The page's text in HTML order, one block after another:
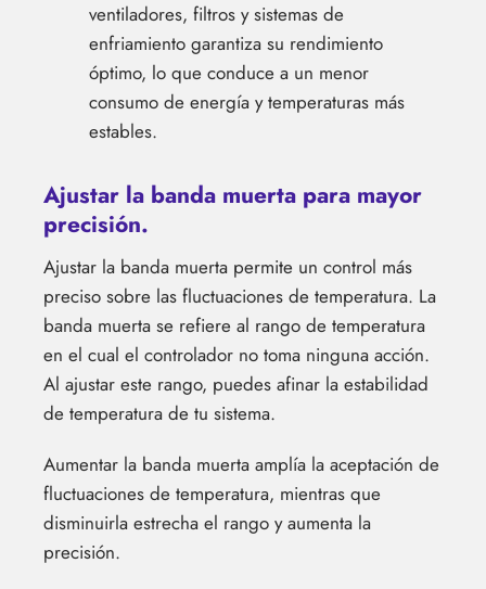
ventiladores, filtros y sistemas de
enfriamiento garantiza su rendimiento
óptimo, lo que conduce a un menor
consumo de energía y temperaturas más
estables.
Ajustar la banda muerta para mayor
precisión.
Ajustar la banda muerta permite un control más
preciso sobre las fluctuaciones de temperatura. La
banda muerta se refiere al rango de temperatura
en el cual el controlador no toma ninguna acción.
Al ajustar este rango, puedes afinar la estabilidad
de temperatura de tu sistema.
Aumentar la banda muerta amplía la aceptación de
fluctuaciones de temperatura, mientras que
disminuirla estrecha el rango y aumenta la
precisión.